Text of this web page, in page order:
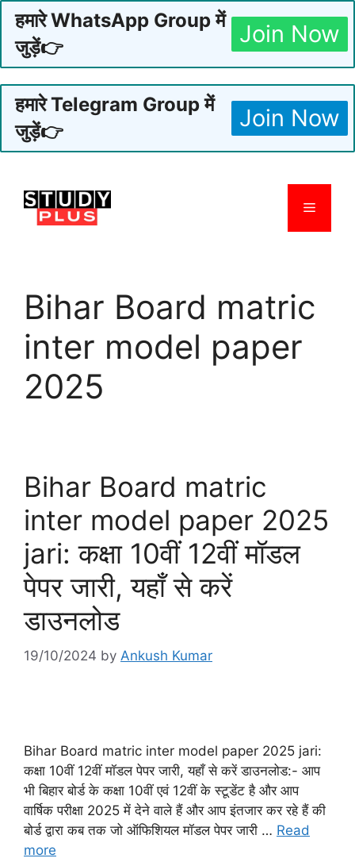
हमारे WhatsApp Group में
जुड़ें👉
Join Now
हमारे Telegram Group में
जुड़ें👉
Join Now
content
Menu
Bihar Board matric
inter model paper
2025
Bihar Board matric
inter model paper 2025
jari: कक्षा 10वीं 12वीं मॉडल
पेपर जारी, यहाँ से करें
डाउनलोड
19/10/2024 by Ankush Kumar
Bihar Board matric inter model paper 2025 jari:
कक्षा 10वीं 12वीं मॉडल पेपर जारी, यहाँ से करें डाउनलोड:- आप
भी बिहार बोर्ड के कक्षा 10वीं एवं 12वीं के स्टूडेंट है और आप
वार्षिक परीक्षा 2025 में देने वाले हैं और आप इंतजार कर रहे हैं की
बोर्ड द्वारा कब तक जो ऑफिशियल मॉडल पेपर जारी … Read
more